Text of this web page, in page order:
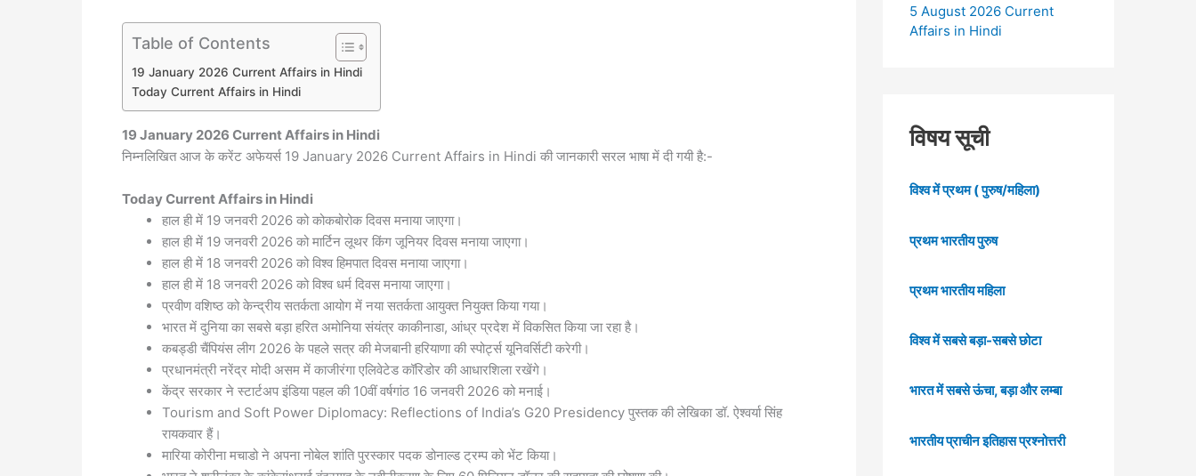
k
er
Table of Contents
19 January 2026 Current Affairs in Hindi
Today Current Affairs in Hindi
19 January 2026 Current Affairs in Hindi
निम्नलिखित आज के करेंट अफेयर्स 19 January 2026 Current Affairs in Hindi की जानकारी सरल भाषा में दी गयी है:-
TodayCurrent Affairs in Hindi
हाल ही में 19 जनवरी 2026 को कोकबोरोक दिवस मनाया जाएगा।
हाल ही में 19 जनवरी 2026 को मार्टिन लूथर किंग जूनियर दिवस मनाया जाएगा।
हाल ही में 18 जनवरी 2026 को विश्व हिमपात दिवस मनाया जाएगा।
हाल ही में 18 जनवरी 2026 को विश्व धर्म दिवस मनाया जाएगा।
प्रवीण वशिष्ठ को केन्द्रीय सतर्कता आयोग में नया सतर्कता आयुक्त नियुक्त किया गया।
भारत में दुनिया का सबसे बड़ा हरित अमोनिया संयंत्र काकीनाडा, आंध्र प्रदेश में विकसित किया जा रहा है।
कबड्डी चैंपियंस लीग 2026 के पहले सत्र की मेजबानी हरियाणा की स्पोर्ट्स यूनिवर्सिटी करेगी।
प्रधानमंत्री नरेंद्र मोदी असम में काजीरंगा एलिवेटेड कॉरिडोर की आधारशिला रखेंगे।
केंद्र सरकार ने स्टार्टअप इंडिया पहल की 10वीं वर्षगांठ 16 जनवरी 2026 को मनाई।
Tourism and Soft Power Diplomacy: Reflections of India’s G20 Presidency पुस्तक की लेखिका डॉ. ऐश्वर्या सिंह
रायकवार हैं।
मारिया कोरीना मचाडो ने अपना नोबेल शांति पुरस्कार पदक डोनाल्ड ट्रम्प को भेंट किया।
5 August 2026 Current
Affairs in Hindi
विषय सूची
विश्व में प्रथम ( पुरुष/महिला)
प्रथम भारतीय पुरुष
प्रथम भारतीय महिला
विश्व में सबसे बड़ा-सबसे छोटा
भारत में सबसे ऊंचा, बड़ा और लम्बा
भारतीय प्राचीन इतिहास प्रश्नोत्तरी